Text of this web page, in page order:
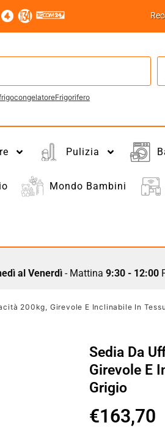
congelatoreFrigorifero
Pulizia
Mondo Bambini
al Venerdì- Mattina 9:30 - 12:00
200kg, Girevole E Inclinabile In
Sedia Da
Girevole E
Grigio
€163,70